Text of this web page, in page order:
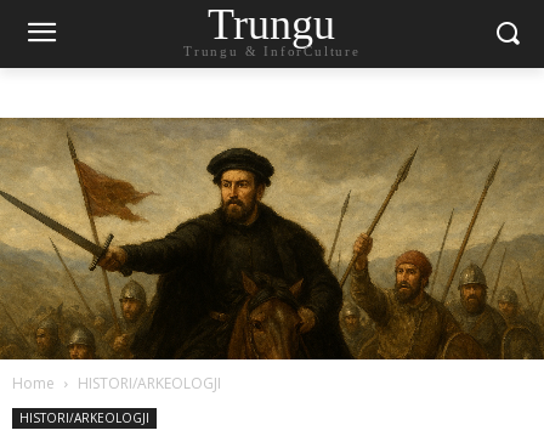
Trungu
Trungu & InforCulture
Home HISTORI/ARKEOLOGJI
HISTORI/ARKEOLOGJI